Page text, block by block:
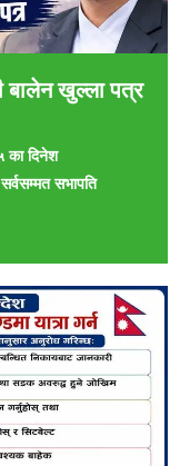
बालेन खुल्ला पत्र
का दिनेश
सभापति